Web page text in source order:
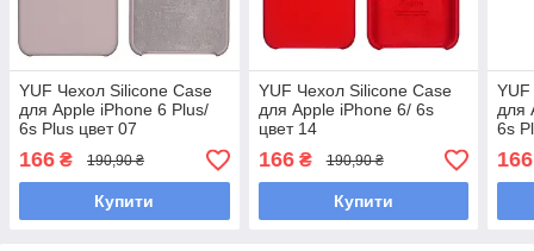
YUF Чехол Silicone Case
для Apple iPhone 6 Plus/
6s Plus цвет 07
166 ₴ 190,90 ₴
Купити
YUF Чехол Silicone Case
для Apple iPhone 6/ 6s
цвет 14
166₴ 190,90 ₴
Купити
для
6s
166